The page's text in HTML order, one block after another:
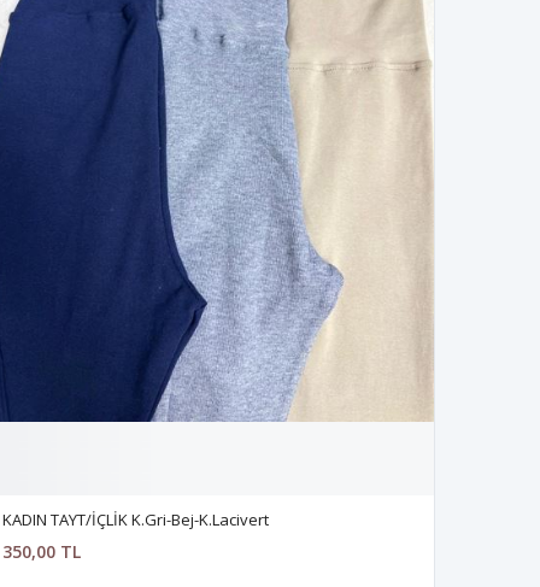
KADIN TAYT/İÇLİK K.Gri-Bej-K.Lacivert
350,00 TL